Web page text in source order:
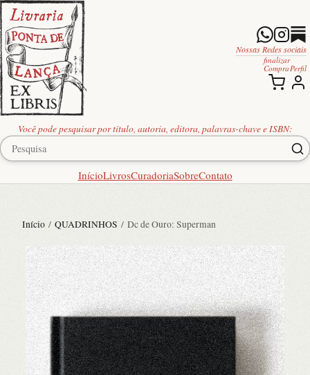
Você pode pesquisar por título, autoria, editora, palavras-chave e ISBN:
InícioLivrosCuradoriaSobreContato
Nossas Redes sociais
finalizar
Compra Perfil
Início / QUADRINHOS / Dc de Ouro: Superman